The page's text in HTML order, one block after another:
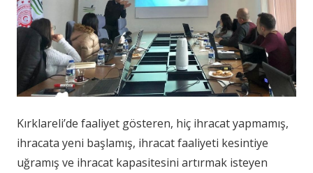
Kırklareli’de faaliyet gösteren, hiç ihracat yapmamış,
ihracata yeni başlamış, ihracat faaliyeti kesintiye
uğramış ve ihracat kapasitesini artırmak isteyen